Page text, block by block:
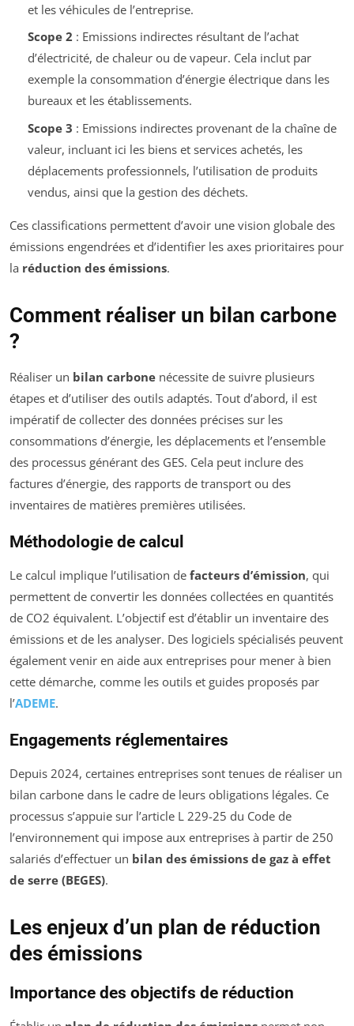
et les véhicules de l’entreprise.
Scope 2 : Emissions indirectes résultant de l’achat
d’électricité, de chaleur ou de vapeur. Cela inclut par
exemple la consommation d’énergie électrique dans les
bureaux et les établissements.
Scope 3 : Emissions indirectes provenant de la chaîne de
valeur, incluant ici les biens et services achetés, les
déplacements professionnels, l’utilisation de produits
vendus, ainsi que la gestion des déchets.
Ces classifications permettent d’avoir une vision globale des
émissions engendrées et d’identifier les axes prioritaires pour
la réduction des émissions.
Comment réaliser un bilan carbone
?
Réaliser un bilan carbone nécessite de suivre plusieurs
étapes et d’utiliser des outils adaptés. Tout d’abord, il est
impératif de collecter des données précises sur les
consommations d’énergie, les déplacements et l’ensemble
des processus générant des GES. Cela peut inclure des
factures d’énergie, des rapports de transport ou des
inventaires de matières premières utilisées.
Méthodologie de calcul
Le calcul implique l’utilisation de facteurs d’émission, qui
permettent de convertir les données collectées en quantités
de CO2 équivalent. L’objectif est d’établir un inventaire des
émissions et de les analyser. Des logiciels spécialisés peuvent
également venir en aide aux entreprises pour mener à bien
cette démarche, comme les outils et guides proposés par
l’ADEME.
Engagements réglementaires
Depuis 2024, certaines entreprises sont tenues de réaliser un
bilan carbone dans le cadre de leurs obligations légales. Ce
processus s’appuie sur l’article L 229-25 du Code de
l’environnement qui impose aux entreprises à partir de 250
salariés d’effectuer un bilan des émissions de gaz à effet
de serre (BEGES).
Les enjeux d’un plan de réduction
des émissions
Importance des objectifs de réduction